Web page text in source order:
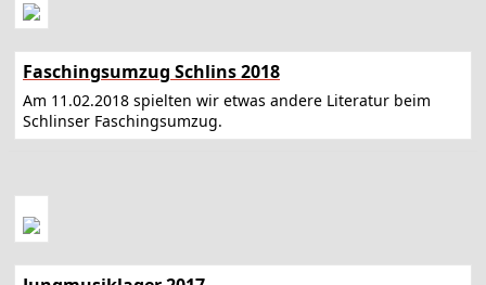
Faschingsumzug Schlins 2018
Am 11.02.2018 spielten wir etwas andere Literatur beim
Schlinser Faschingsumzug.